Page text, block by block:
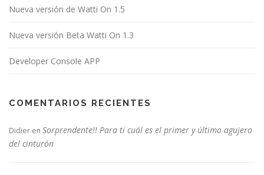
Nueva versión de Watti On 1.5
Nueva versión Beta Watti On 1.3
Developer Console APP
COMENTARIOS RECIENTES
Didier en Sorprendente!! Para ti cuál es el primer y último agujero
del cinturón